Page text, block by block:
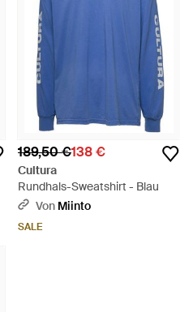
189,50 €138 €
Cultura
Rundhals-Sweatshirt - Blau
Von Miinto
SALE